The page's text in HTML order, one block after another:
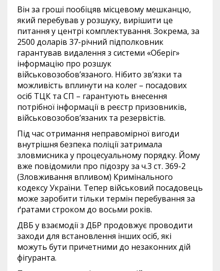
Він за гроші пообіцяв місцевому мешканцю,
який перебував у розшуку, вирішити це
питання у центрі комплектування. Зокрема, за
2500 доларів 37-річний підполковник
гарантував видалення з системи «Оберіг»
інформацію про розшук
військовозобов’язаного. Нібито зв’язки та
можливість вплинути на колег – посадових
осіб ТЦК та СП – гарантують внесення
потрібної інформації в реєстр призовників,
військовозобов’язаних та резервістів.
Під час отримання неправомірної вигоди
внутрішня безпека поліції затримала
зловмисника у процесуальному порядку. Йому
вже повідомили про підозру за ч.3 ст. 369-2
(Зловживання впливом) Кримінального
кодексу України. Тепер військовий посадовець
може заробити тільки термін перебування за
ґратами строком до восьми років.
ДВБ у взаємодії з ДБР продовжує проводити
заходи для встановлення інших осіб, які
можуть бути причетними до незаконних дій
фігуранта.